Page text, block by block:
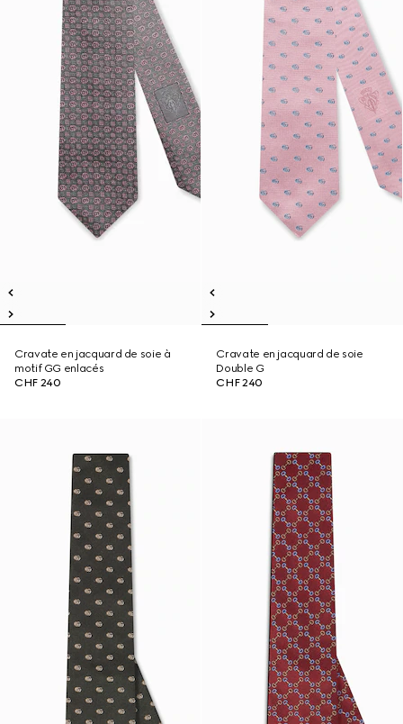
Cravate en jacquard de soie à
motif GG enlacés
CHF 240
Cravate en jacquard de soie
Double G
CHF 240